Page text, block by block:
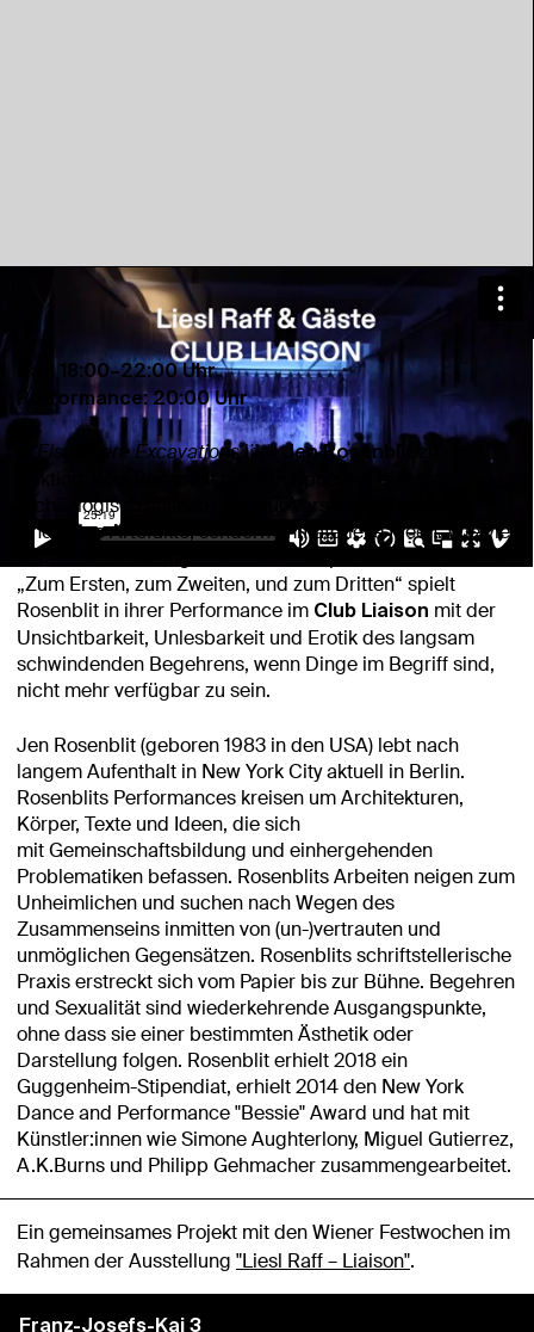
Club Liaison, Jen Rosenblit, fjk3 – Raum für zeitgenössische Kunst, 2023.
Kamera: Jeremy Miedler
Bar: 18:00–22:00 Uhr
Performance: 20:00 Uhr
ElseWhere Excavationslädt Jen Rosenblit
zu einer
Auktion. Was Rosenblit hier über poetische Texte
archäologisch aushebt und zur Versteigerung bringt,
sind keine Artefakte, sondern immaterielle Ideen. Wie viel
bieten für einen ungreifbares Konzept? Im Sinne von
„Zum Ersten, zum Zweiten, und zum Dritten“ spielt
Rosenblit in ihrer Performance im Club Liaison mit der
Unsichtbarkeit, Unlesbarkeit und Erotik des langsam
schwindenden Begehrens, wenn Dinge im Begriff sind,
nicht mehr verfügbar zu sein.
Jen Rosenblit (geboren 1983 in den USA) lebt nach
langem Aufenthalt in New York City aktuell in Berlin.
Rosenblits Performances kreisen um Architekturen,
Körper, Texte und Ideen, die sich
mit Gemeinschaftsbildung und einhergehenden
Problematiken befassen. Rosenblits Arbeiten neigen zum
Unheimlichen und suchen nach Wegen des
Zusammenseins inmitten von (un-)vertrauten und
unmöglichen Gegensätzen. Rosenblits schriftstellerische
Praxis erstreckt sich vom Papier bis zur Bühne. Begehren
und Sexualität sind wiederkehrende Ausgangspunkte,
ohne dass sie einer bestimmten Ästhetik oder
Darstellung folgen. Rosenblit erhielt 2018 ein
Guggenheim-Stipendiat, erhielt 2014 den New York
Dance and Performance "Bessie" Award und hat mit
Künstler:innen wie Simone Aughterlony, Miguel Gutierrez,
A.K.Burns und Philipp Gehmacher zusammengearbeitet.
Ein gemeinsames Projekt mit den Wiener Festwochen im
Rahmen der Ausstellung "Liesl Raff – Liaison".
Franz-Josefs-Kai 3